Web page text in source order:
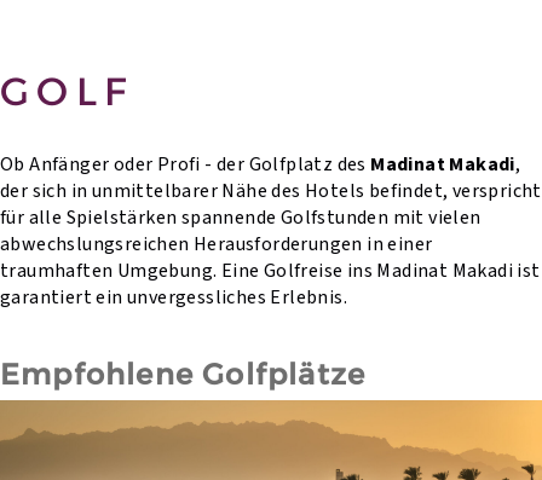
GOLF
Ob Anfänger oder Profi - der Golfplatz des Madinat Makadi,
der sich in unmittelbarer Nähe des Hotels befindet, verspricht
für alle Spielstärken spannende Golfstunden mit vielen
abwechslungsreichen Herausforderungen in einer
traumhaften Umgebung. Eine Golfreise ins Madinat Makadi ist
garantiert ein unvergessliches Erlebnis.
Empfohlene Golfplätze